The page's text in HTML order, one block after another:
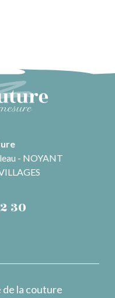
- NOYANT
30
de la couture